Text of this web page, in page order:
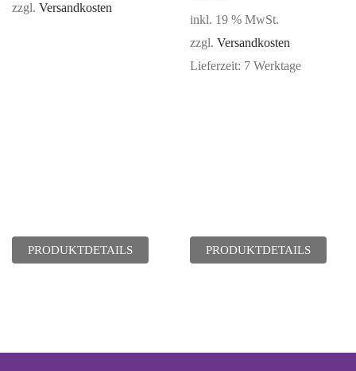
zzgl. Versandkosten
PRODUKTDETAILS
inkl. 19 % MwSt.
zzgl. Versandkosten
Lieferzeit: 7 Werktage
PRODUKTDETAILS